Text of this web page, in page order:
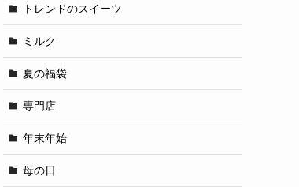
トレンドのスイーツ
ミルク
夏の福袋
専門店
年末年始
母の日